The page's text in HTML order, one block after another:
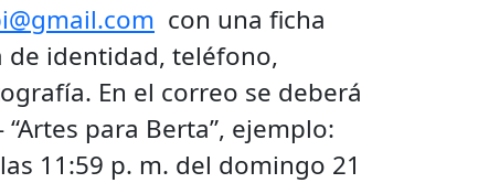
con una ficha
de identidad, teléfono,
En el correo se deberá
para Berta”, ejemplo:
11:59 p. m. del domingo 21